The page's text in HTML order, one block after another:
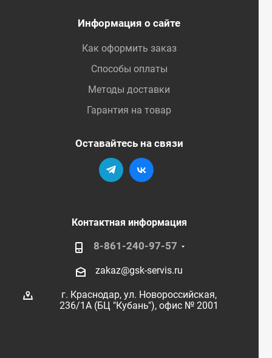
Информация о сайте
Как оформить заказ
Способы оплаты
Методы доставки
Гарантия на товар
Оставайтесь на связи
Контактная информация
8-861-240-97-57
zakaz@gsk-servis.ru
г. Краснодар, ул. Новороссийская,
236/1А (БЦ "Кубань"), офис № 2001